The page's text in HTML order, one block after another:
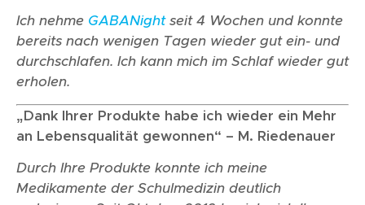
Ich nehme GABANightseit 4 Wochen und konnte
bereits nach wenigen Tagen wieder gut ein- und
durchschlafen. Ich kann mich im Schlaf wieder gut
erholen.
„Dank Ihrer Produkte habe ich wieder ein Mehr
an Lebensqualität gewonnen“ – M. Riedenauer
Durch Ihre Produkte konnte ich meine
Medikamente der Schulmedizin deutlich